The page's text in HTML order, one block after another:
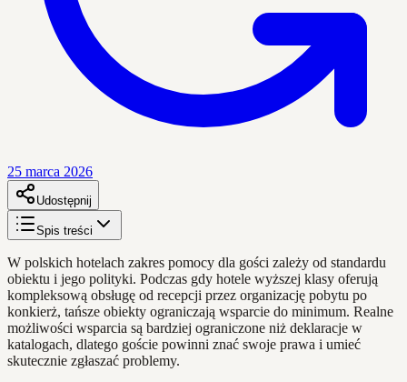
25 marca 2026
Udostępnij
Spis treści
W polskich hotelach zakres pomocy dla gości zależy od standardu
obiektu i jego polityki. Podczas gdy hotele wyższej klasy oferują
kompleksową obsługę od recepcji przez organizację pobytu po
konkierż, tańsze obiekty ograniczają wsparcie do minimum. Realne
możliwości wsparcia są bardziej ograniczone niż deklaracje w
katalogach, dlatego goście powinni znać swoje prawa i umieć
skutecznie zgłaszać problemy.